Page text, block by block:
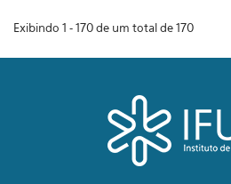
Exibindo 1 - 170 de um total de 170